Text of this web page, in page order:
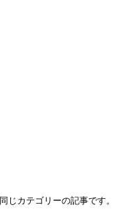
同じカテゴリーの記事です。